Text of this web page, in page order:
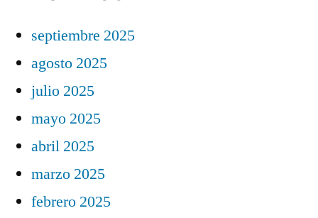
septiembre 2025
agosto 2025
julio 2025
mayo 2025
abril 2025
marzo 2025
febrero 2025